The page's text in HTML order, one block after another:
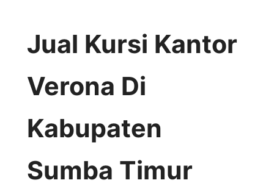
Jual Kursi Kantor
Verona Di
Kabupaten
Sumba Timur